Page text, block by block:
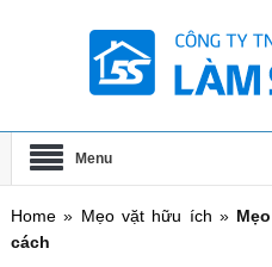
Menu
Home» Mẹo vặt hữu ích »
cách